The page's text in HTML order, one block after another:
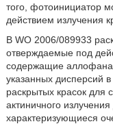
того, фотоинициатор
действием излучения
В WO 2006/089933
отверждаемые под
содержащие
указанных дисперсий
раскрытых красок для
актиничного
характеризующиеся